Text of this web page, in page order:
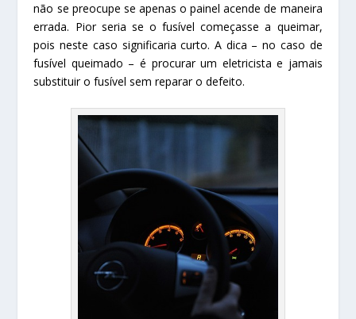
não se preocupe se apenas o painel acende de maneira
errada. Pior seria se o fusível começasse a queimar,
pois neste caso significaria curto. A dica – no caso de
fusível queimado – é procurar um eletricista e jamais
substituir o fusível sem reparar o defeito.